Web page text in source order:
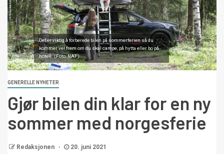
Det er viktig å forberede bilen på sommerferien så du
kommer vel frem om du skal campe, på hytta eller bo på
hotell. (Foto: NAF)
GENERELLE NYHETER
Gjør bilen din klar for en ny
sommer med norgesferie
Redaksjonen 20. juni 2021